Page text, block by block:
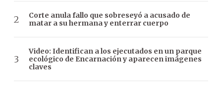
Corte anula fallo que sobreseyó a acusado de
matar a su hermana y enterrar cuerpo
Video: Identifican a los ejecutados en un parque
ecológico de Encarnación y aparecen imágenes
claves